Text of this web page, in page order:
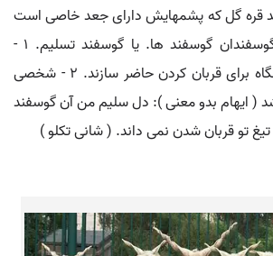
قره گل که پشمهایش دارای جعد خاصی است
گوسپند ضان جمع: گوسفندان گوسفند ها. یا گوسفند تسلیم. ۱ -
گوسفندی که در قربانگاه برای قربان کردن حاضر سازند. ۲ - شخصی
( ایهام بدو معنی ): دل سلیم من آن گوسفند
تو قربان شدن نمی داند. ( شانی تکلو )